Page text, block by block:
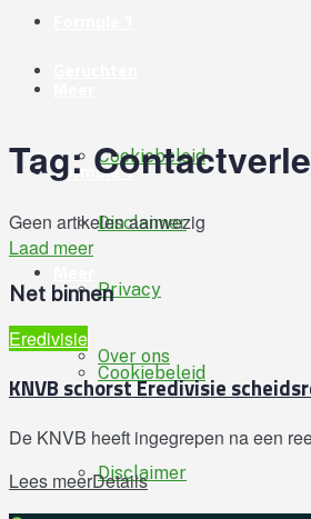
Formule 1
Cookiebeleid
Disclaimer
Cookiebeleid
Disclaimer
Privacy
Over ons
Tag:
Geen artikelen aanwezig
Laad meer
Net binnen
Eredivisie
KNVB schorst Eredivisie
De KNVB heeft ingegrepen na een
Lees meerDetails